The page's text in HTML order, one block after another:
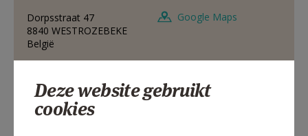
MIJN PAROCHIE
AANMELDEN OF REGISTREREN
Dorpsstraat 47
8840 WESTROZEBEKE
België
Google Maps
Dorpsstraat 47, 8840 WESTROZEBEKE
Deze website gebruikt
cookies